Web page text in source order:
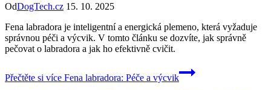
OdDogTech.cz 15. 10. 2025
Fena labradora je inteligentní a energická plemeno, která vyžaduje
správnou péči a výcvik. V tomto článku se dozvíte, jak správně
pečovat o labradora a jak ho efektivně cvičit.
Přečtěte si více Fena labradora: Péče a výcvik